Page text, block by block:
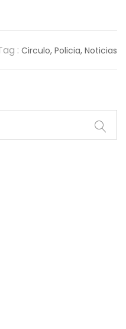
: Circulo, Policia, Noticias